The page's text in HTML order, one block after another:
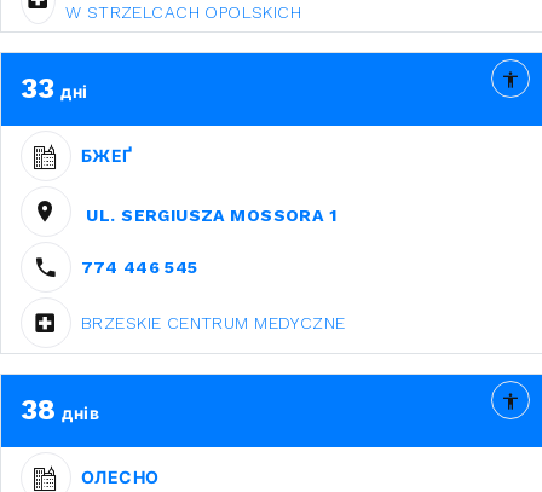
W STRZELCACH OPOLSKICH
33 дні
БЖЕҐ
UL. SERGIUSZA MOSSORA 1
774 446 545
BRZESKIE CENTRUM MEDYCZNE
38 днів
ОЛЕСНО